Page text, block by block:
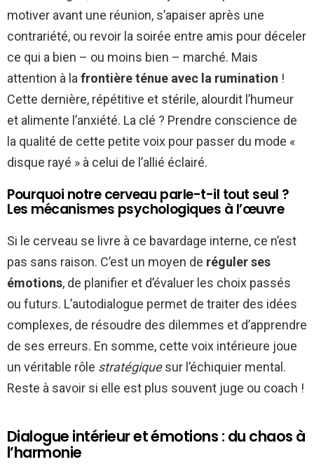
motiver avant une réunion, s’apaiser après une
contrariété, ou revoir la soirée entre amis pour déceler
ce qui a bien – ou moins bien – marché. Mais
attention à la frontière ténue avec la rumination !
Cette dernière, répétitive et stérile, alourdit l’humeur
et alimente l’anxiété. La clé ? Prendre conscience de
la qualité de cette petite voix pour passer du mode «
disque rayé » à celui de l’allié éclairé.
Pourquoi notre cerveau parle-t-il tout seul ?
Les mécanismes psychologiques à l’œuvre
Si le cerveau se livre à ce bavardage interne, ce n’est
pas sans raison. C’est un moyen de réguler ses
émotions, de planifier et d’évaluer les choix passés
ou futurs. L’autodialogue permet de traiter des idées
complexes, de résoudre des dilemmes et d’apprendre
de ses erreurs. En somme, cette voix intérieure joue
un véritable rôle stratégiquesur l’échiquier mental.
Reste à savoir si elle est plus souvent juge ou coach !
Dialogue intérieur et émotions : du chaos à
l’harmonie